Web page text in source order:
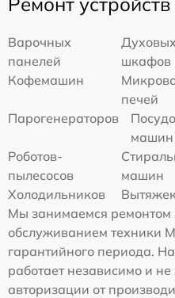
Варочных
панелей
шкафов
Кофемашин
печей
Парогенераторов
машин
Роботов-
пылесосов
машин
Холодильников
Мы занимаемся ремонтом
обслуживанием техники
гарантийного периода.
работает независимо и
авторизации от